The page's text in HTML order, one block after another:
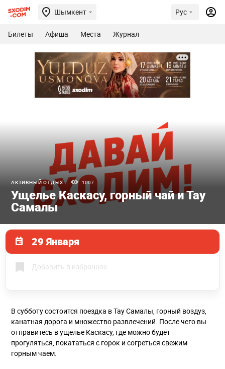
Шымкент Рус
Билеты Афиша Места Журнал
АКТИВНЫЙ ОТДЫХ 1007
Ущелье Каскасу, горный чай и Тау
Самалы
29 Января
Добавить в избранное
В субботу состоится поездка в Тау Самалы, горный воздуз,
канатная дорога и множество развлечений. После чего вы
отправитесь в ущелье Каскасу, где можно будет
прогуляться, покататься с горок и согреться свежим
горным чаем.